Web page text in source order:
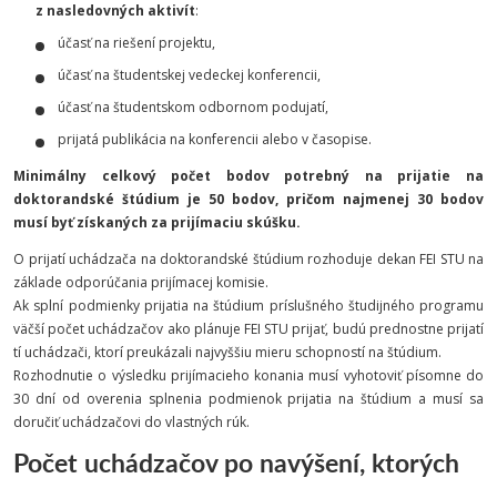
z nasledovných aktivít:
účasť na riešení projektu,
účasť na študentskej vedeckej konferencii,
účasť na študentskom odbornom podujatí,
prijatá publikácia na konferencii alebo v časopise.
Minimálny celkový počet bodov potrebný na prijatie na
doktorandské štúdium je 50 bodov, pričom najmenej 30 bodov
musí byť získaných za prijímaciu skúšku.
O prijatí uchádzača na doktorandské štúdium rozhoduje dekan FEI STU na
základe odporúčania prijímacej komisie.
Ak splní podmienky prijatia na štúdium príslušného študijného programu
väčší počet uchádzačov ako plánuje FEI STU prijať, budú prednostne prijatí
tí uchádzači, ktorí preukázali najvyššiu mieru schopností na štúdium.
Rozhodnutie o výsledku prijímacieho konania musí vyhotoviť písomne do
30 dní od overenia splnenia podmienok prijatia na štúdium a musí sa
doručiť uchádzačovi do vlastných rúk.
Počet uchádzačov po navýšení, ktorých